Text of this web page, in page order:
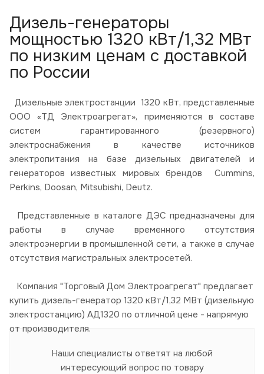
Дизель-генераторы
мощностью 1320 кВт/1,32 МВт
по низким ценам с доставкой
по России
Дизельные электростанции 1320 кВт, представленные
ООО «ТД Электроагрегат», применяются в составе
систем гарантированного (резервного)
электроснабжения в качестве источников
электропитания на базе дизельных двигателей и
генераторов известных мировых брендов Cummins,
Perkins, Doosan, Mitsubishi, Deutz.
Представленные в каталоге ДЭС предназначены для
работы в случае временного отсутствия
электроэнергии в промышленной сети, а также в случае
отсутствия магистральных электросетей.
Компания "Торговый Дом Электроагрегат" предлагает
купить дизель-генератор 1320 кВт/1,32 МВт (дизельную
электростанцию) АД1320 по отличной цене - напрямую
от производителя.
Наши специалисты ответят на любой
интересующий вопрос по товару